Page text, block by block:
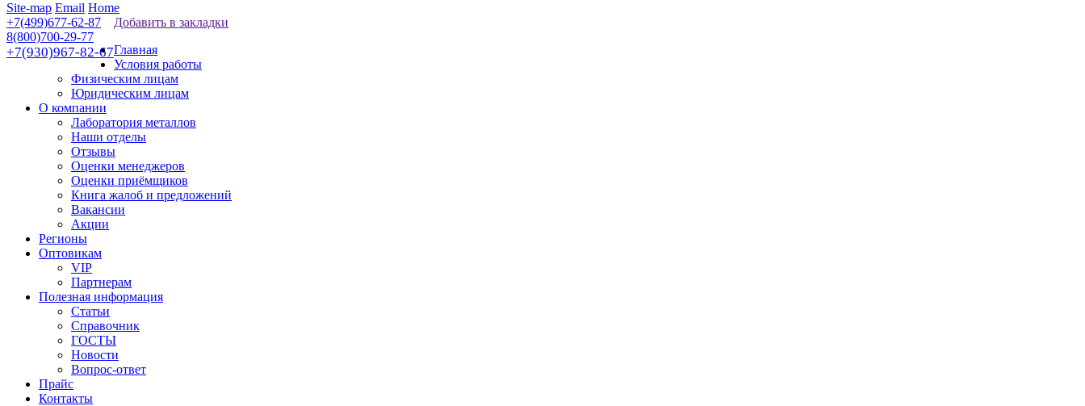
Site-map Email Home
+7(499)677-62-87
8(800)700-29-77
+7(930)967-82-67
Добавить в закладки
Главная
Условия работы
Физическим лицам
Юридическим лицам
О компании
Лаборатория металлов
Наши отделы
Отзывы
Оценки менеджеров
Оценки приёмщиков
Книга жалоб и предложений
Вакансии
Акции
Регионы
Оптовикам
VIP
Партнерам
Полезная информация
Статьи
Справочник
ГОСТЫ
Новости
Вопрос-ответ
Прайс
Контакты